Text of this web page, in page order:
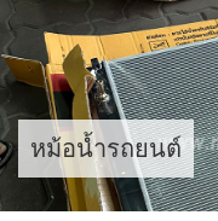
Skip
to
content
หม้อน้ำรถยนต์